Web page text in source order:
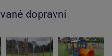
dopravní